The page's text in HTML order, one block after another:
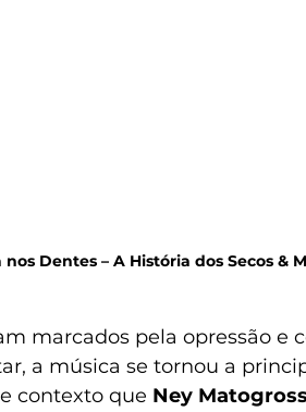
Dentes – A História dos Secos &
marcados pela opressão e
a música se tornou a
contexto que Ney